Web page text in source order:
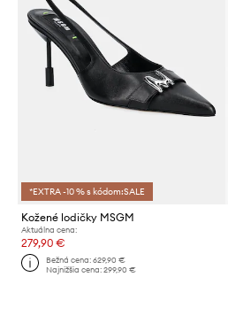
*EXTRA -10 % s kódom:SALE
Kožené lodičky MSGM
Aktuálna cena:
279,90 €
Bežná cena:629,90 €
Najnižšia cena:299,90 €